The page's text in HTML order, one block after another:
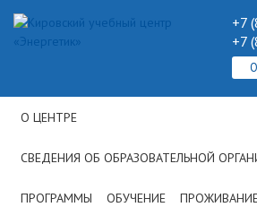
+7
+7
О ЦЕНТРЕ
СВЕДЕНИЯ ОБ ОБРАЗОВАТЕЛЬНОЙ
ПРОГРАММЫ ОБУЧЕНИЕ